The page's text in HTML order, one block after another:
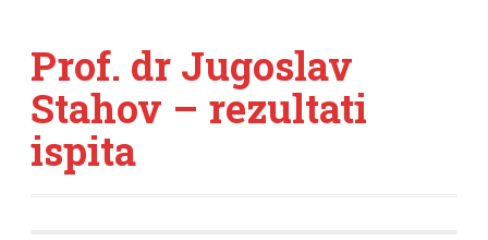
Prof. dr Jugoslav
Stahov – rezultati
ispita